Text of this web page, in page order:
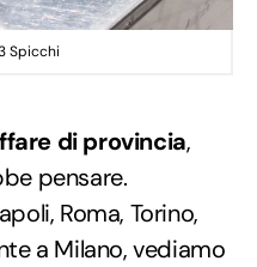
Spicchi
di provincia,
pensare.
Roma, Torino,
a Milano, vediamo